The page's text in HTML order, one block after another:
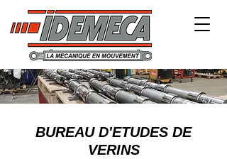
BUREAU D'ETUDES DE
VERINS